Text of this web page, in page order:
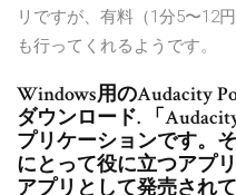
リですが、有料（1分5〜12
も行ってくれるようです。
Windows用のAudacity
ダウンロード. 「
プリケーションです。
にとって役に立つアプ
アプリとして発売され